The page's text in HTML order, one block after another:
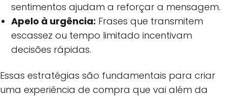
sentimentos ajudam a reforçar a mensagem.
Apelo à urgência: Frases que transmitem
escassez ou tempo limitado incentivam
decisões rápidas.
Essas estratégias são fundamentais para criar
uma experiência de compra que vai além da